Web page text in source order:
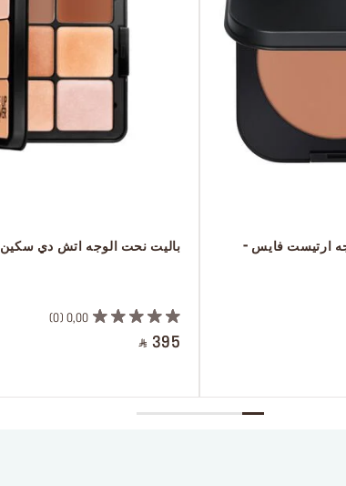
باليت نحت الوجه اتش دي سكين
0,00
0
‎ ⃁ 395 ‎
مجموعة بودرة ظلال الوجه ارتيست فايس -